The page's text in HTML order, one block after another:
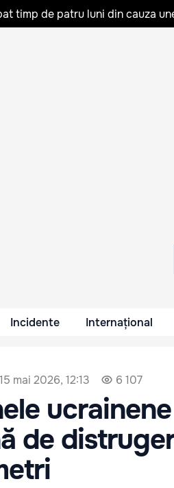
timp de patru luni din cauza
Incidente Internațional
15 mai 2026, 12:13 6 107
de